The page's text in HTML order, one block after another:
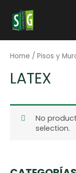
Home / Pisos y
LATEX
No
selection.